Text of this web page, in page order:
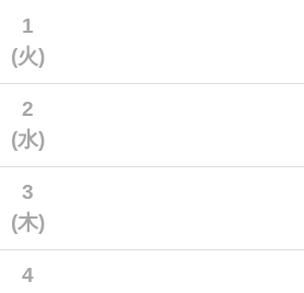
1
(火)
2
(水)
3
(木)
4